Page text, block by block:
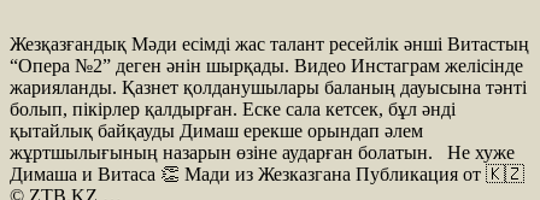
Жезқазғандық Мәди есімді жас талант ресейлік әнші Витастың
“Опера №2” деген әнін шырқады. Видео Инстаграм желісінде
жарияланды. Қазнет қолданушылары баланың дауысына тәнті
болып, пікірлер қалдырған. Еске сала кетсек, бұл әнді
қытайлық байқауды Димаш ерекше орындап әлем
жұртшылығының назарын өзіне аударған болатын. Не хуже
Димаша и Витаса 👏 Мади из Жезказгана Публикация от 🇰🇿